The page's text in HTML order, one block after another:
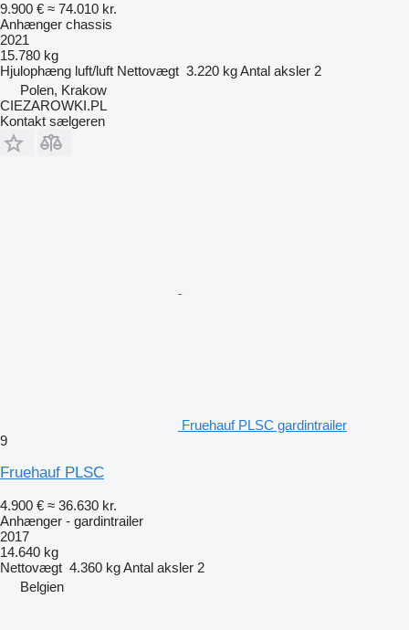
9.900 € ≈ 74.010 kr.
Anhænger chassis
2021
15.780 kg
Hjulophæng luft/luft Nettovægt 3.220 kgAntal aksler 2
Polen, Krakow
CIEZAROWKI.PL
Kontakt sælgeren
Fruehauf PLSC gardintrailer
9
Fruehauf PLSC
4.900 € ≈ 36.630 kr.
Anhænger - gardintrailer
2017
14.640 kg
Nettovægt 4.360 kgAntal aksler 2
Belgien